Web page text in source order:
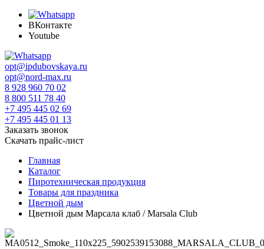
ВКонтакте
Youtube
opt@ipdubovskaya.ru
opt@nord-max.ru
8 928 960 70 02
8 800 511 78 40
+7 495 445 02 69
+7 495 445 01 13
Заказать звонок
Скачать прайс-лист
Главная
Каталог
Пиротехническая продукция
Товары для праздника
Цветной дым
Цветной дым Марсала клаб / Marsala Club